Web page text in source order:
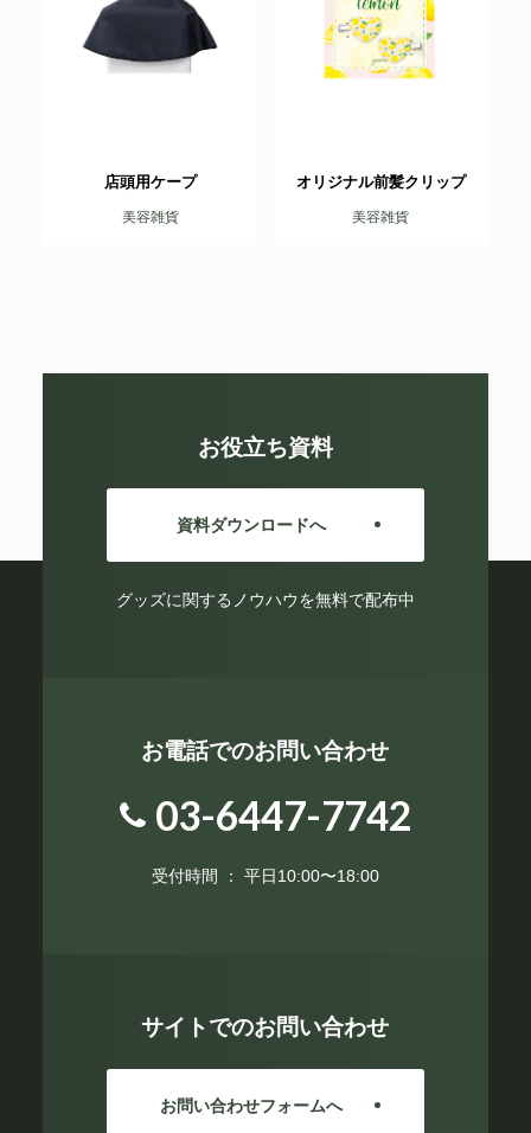
店頭用ケープ
美容雑貨
オリジナル前髪クリップ
美容雑貨
お役立ち資料
資料ダウンロードへ
グッズに関するノウハウを無料で配布中
お電話でのお問い合わせ
03-6447-7742
受付時間 ： 平日10:00〜18:00
サイトでのお問い合わせ
お問い合わせフォームへ